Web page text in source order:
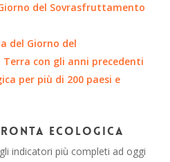
del Sovrasfruttamento
del Giorno del
con gli anni precedenti
per più di 200 paesi e
Ecologica
indicatori più completi ad oggi